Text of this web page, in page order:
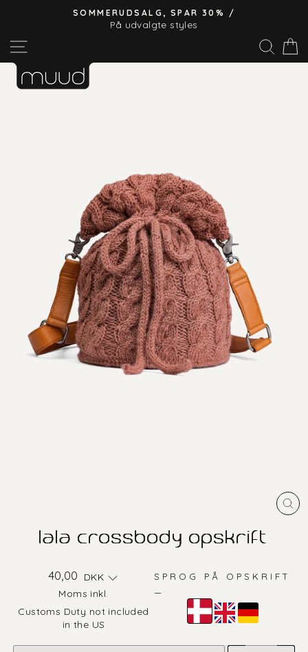
indhold
Pause
SOMMERUDSALG, SPAR 30% /
På udvalgte styles
Søg
lala crossbody opskrift
40,00 Alm
pris
DKK
Moms inkl.
Customs Duty not included
in the US
SPROG PÅ OPSKRIFT
—